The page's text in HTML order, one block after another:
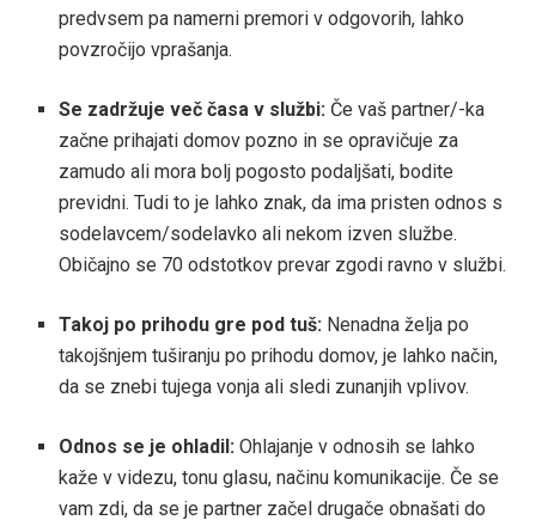
predvsem pa namerni premori v odgovorih, lahko
povzročijo vprašanja.
Se zadržuje več časa v službi: Če vaš partner/-ka
začne prihajati domov pozno in se opravičuje za
zamudo ali mora bolj pogosto podaljšati, bodite
previdni. Tudi to je lahko znak, da ima pristen odnos s
sodelavcem/sodelavko ali nekom izven službe.
Običajno se 70 odstotkov prevar zgodi ravno v službi.
Takoj po prihodu gre pod tuš: Nenadna želja po
takojšnjem tuširanju po prihodu domov, je lahko način,
da se znebi tujega vonja ali sledi zunanjih vplivov.
Odnos se je ohladil: Ohlajanje v odnosih se lahko
kaže v videzu, tonu glasu, načinu komunikacije. Če se
vam zdi, da se je partner začel drugače obnašati do